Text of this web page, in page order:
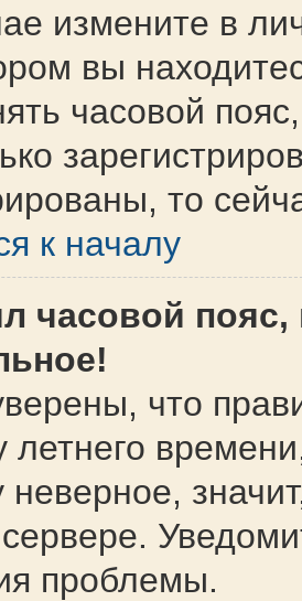
измените в
вы
часовой
то
к началу
часовой
что
летнего
проблемы.